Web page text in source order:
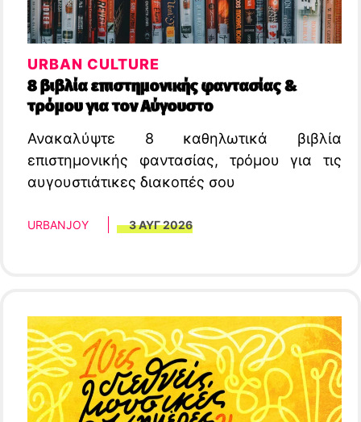
URBAN CULTURE
8 βιβλία επιστημονικής φαντασίας &
τρόμου για τον Αύγουστο
Ανακαλύψτε 8 καθηλωτικά βιβλία
επιστημονικής φαντασίας, τρόμου για τις
αυγουστιάτικες διακοπές σου
URBANJOY 3 ΑΥΓ 2026